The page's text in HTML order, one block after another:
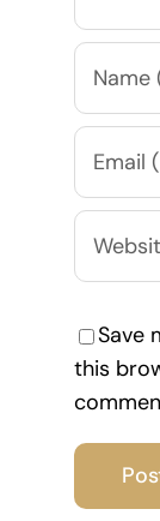
Save
this